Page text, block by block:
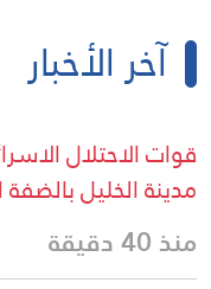
آخر الأخبار
قوات الاحتلال
مدينة الخليل بالضفة
منذ 40 دقيقة